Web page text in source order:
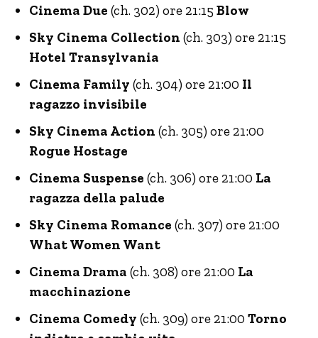
Cinema Due (ch. 302) ore 21:15 Blow
Sky Cinema Collection (ch. 303) ore 21:15
Hotel Transylvania
Cinema Family (ch. 304) ore 21:00 Il
ragazzo invisibile
Sky Cinema Action (ch. 305) ore 21:00
Rogue Hostage
Cinema Suspense (ch. 306) ore 21:00 La
ragazza della palude
Sky Cinema Romance (ch. 307) ore 21:00
What Women Want
Cinema Drama (ch. 308) ore 21:00 La
macchinazione
Cinema Comedy (ch. 309) ore 21:00 Torno